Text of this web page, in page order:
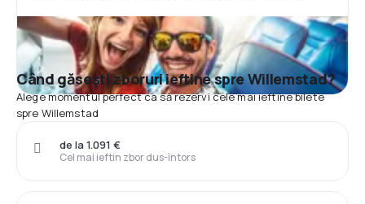
Când găsești zboruri ieftine spre Willemstad?
Alege momentul perfect ca să rezervi cele mai ieftine bilete
spre Willemstad
Cel mai ieftin zbor dus-întors
de la 1.091 €